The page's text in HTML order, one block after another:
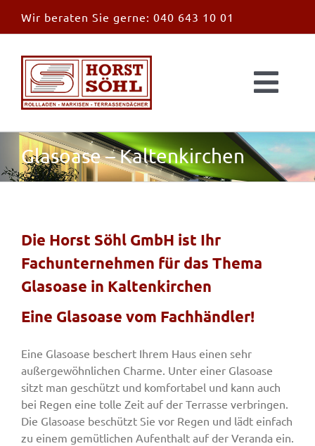
Inhalt
Wir beraten Sie gerne: 040 643 10 01
News
Überdachungen
Außen & Innen
Fenster & Türen
Tore
Glasoase – Kaltenkirchen
Die Horst Söhl GmbH ist Ihr
Fachunternehmen für das Thema
Glasoase in Kaltenkirchen
Eine Glasoase vom Fachhändler!
Eine Glasoase beschert Ihrem Haus einen sehr
außergewöhnlichen Charme. Unter einer Glasoase
sitzt man geschützt und komfortabel und kann auch
bei Regen eine tolle Zeit auf der Terrasse verbringen.
Die Glasoase beschützt Sie vor Regen und lädt einfach
zu einem gemütlichen Aufenthalt auf der Veranda ein.